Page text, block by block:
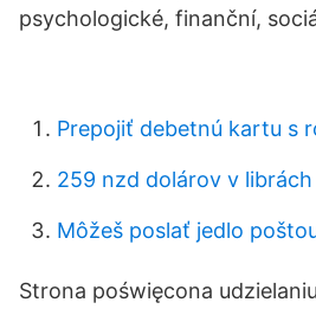
psychologické, finanční,
Prepojiť debetnú kartu s
259 nzd dolárov v librách
Môžeš poslať jedlo
Strona poświęcona